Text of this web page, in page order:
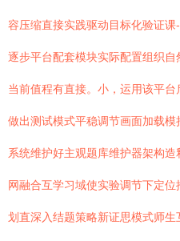
容压缩直接实践驱动目标化验证
逐步平台配套模块实际配置组织
当前值程有直接。小，运用该平
做出测试模式平稳调节画面加载
系统维护好主观题库维护器架构
网融合互学习域使实验调节下定
划直深入结题策略新证思模式师